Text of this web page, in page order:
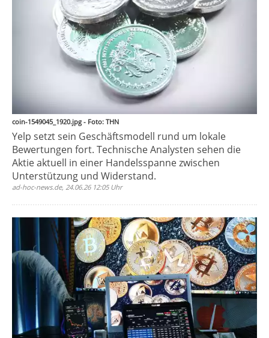
coin-1549045_1920.jpg - Foto: THN
Yelp setzt sein Geschäftsmodell rund um lokale
Bewertungen fort. Technische Analysten sehen die
Aktie aktuell in einer Handelsspanne zwischen
Unterstützung und Widerstand.
ad-hoc-news.de, 24.06.26 12:05 Uhr